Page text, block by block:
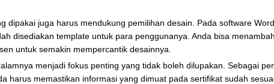
dipakai juga harus mendukung pemilihan desain. Pada software
disediakan template untuk para penggunanya. Anda bisa
untuk semakin mempercantik desainnya.
menjadi fokus penting yang tidak boleh dilupakan. Sebagai
harus memastikan informasi yang dimuat pada sertifikat sudah